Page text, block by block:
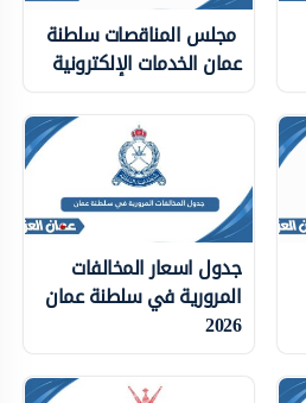
مجلس المناقصات سلطنة
عمان الخدمات الإلكترونية
جدول اسعار المخالفات
المرورية في سلطنة عمان
2026